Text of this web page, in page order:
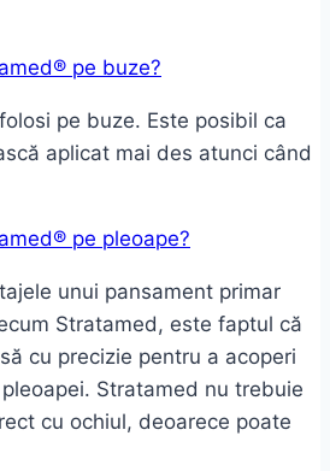
pe buze?
pe buze. Este posibil ca
aplicat mai des atunci când
pe pleoape?
unui pansament primar
Stratamed, este faptul că
cu precizie pentru a acoperi
Stratamed nu trebuie
cu ochiul, deoarece poate